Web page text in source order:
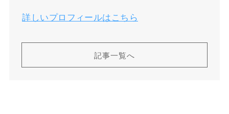
詳しいプロフィールはこちら
記事一覧へ